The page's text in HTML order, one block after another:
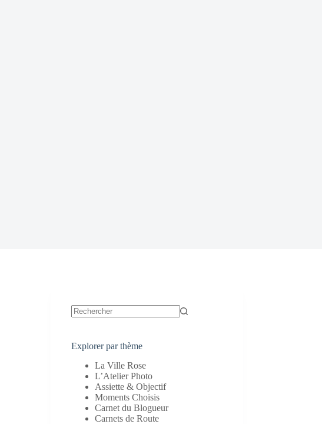
Explorer par thème
La Ville Rose
L’Atelier Photo
Assiette & Objectif
Moments Choisis
Carnet du Blogueur
Carnets de Route